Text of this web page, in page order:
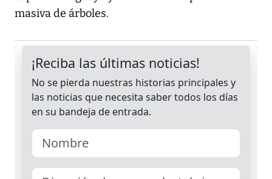
masiva de árboles.